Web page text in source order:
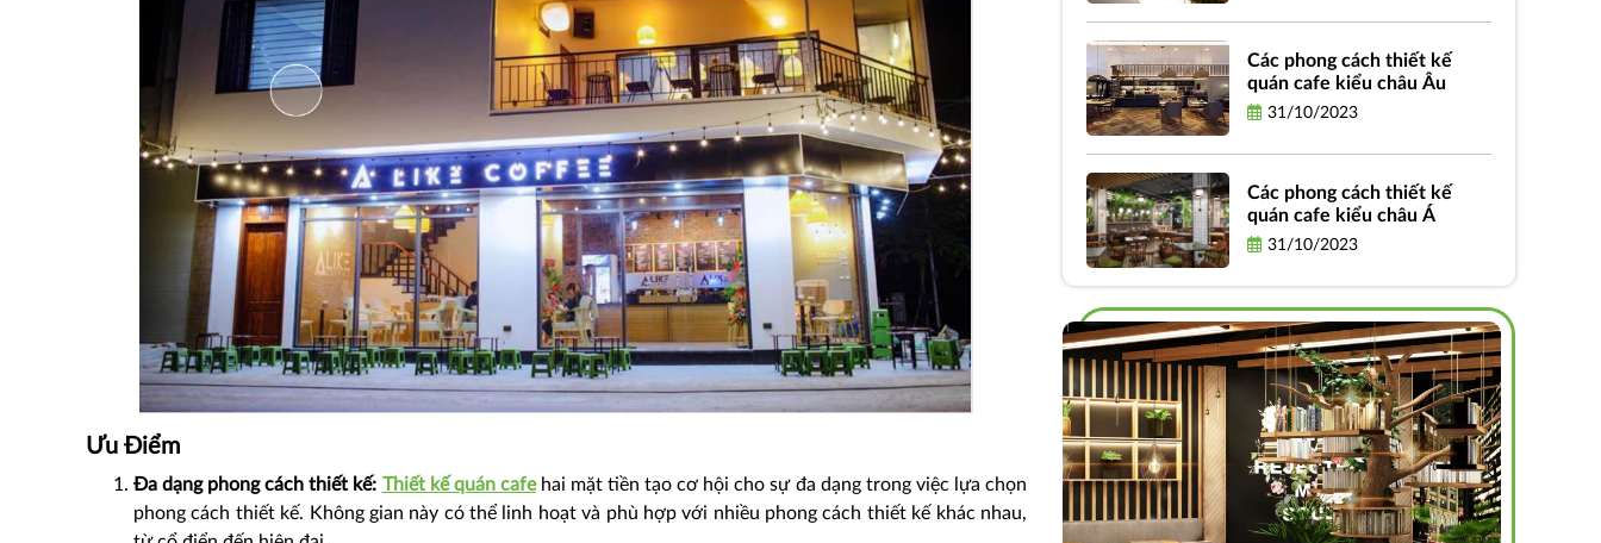
Ưu Điểm
Đa dạng phong cách thiết kế: Thiết kế quán cafehai mặt tiền tạo cơ hội cho sự đa dạng trong việc lựa chọn
phong cách thiết kế. Không gian này có thể linh hoạt và phù hợp với nhiều phong cách thiết kế khác nhau,
Các phong cách thiết kế
quán cafe kiểu châu Âu
31/10/2023
Các phong cách thiết kế
quán cafe kiểu châu Á
31/10/2023